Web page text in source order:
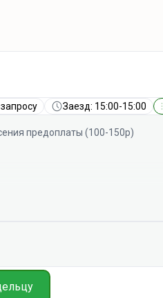
Заезд: 15:00-15:00
предоплаты (100-150р)